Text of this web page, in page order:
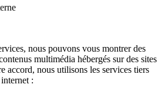
nous pouvons vous montrer des
multimédia hébergés sur des sites
accord, nous utilisons les services tiers
: